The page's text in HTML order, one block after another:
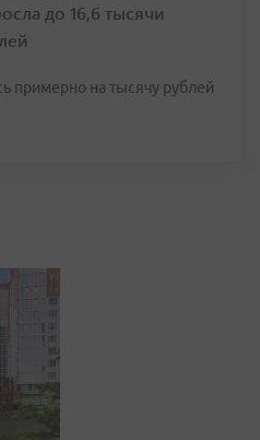
до 16,6 тысячи
примерно на тысячу рублей